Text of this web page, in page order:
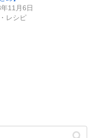
11月6日
レシピ